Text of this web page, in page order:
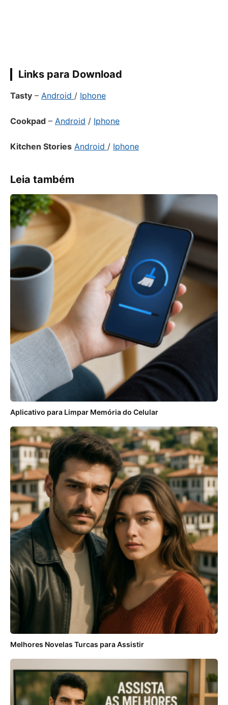
Links para Download
Tasty – Android / Iphone
Cookpad – Android / Iphone
Kitchen Stories Android / Iphone
Leia também
Aplicativo para Limpar Memória do Celular
Melhores Novelas Turcas para Assistir